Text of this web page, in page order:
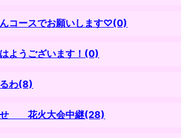
コースでお願いします♡(0)
ようございます！(0)
わ(8)
せ 花火大会中継(28)